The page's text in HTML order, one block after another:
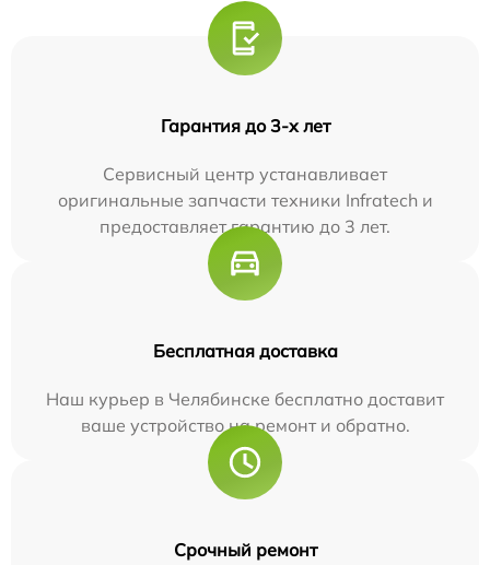
Гарантия до 3-х лет
Сервисный центр устанавливает
оригинальные запчасти техники Infratech и
предоставляет гарантию до 3 лет.
Бесплатная доставка
Наш курьер в Челябинске бесплатно доставит
ваше устройство на ремонт и обратно.
Срочный ремонт